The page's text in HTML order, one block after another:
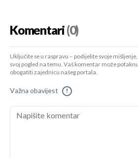
Komentari(0)
Uključite se u raspravu – podijelite svoje
svoj pogled na temu. Vaš komentar može
obogatiti zajednicu našeg portala.
Važna obavijest !